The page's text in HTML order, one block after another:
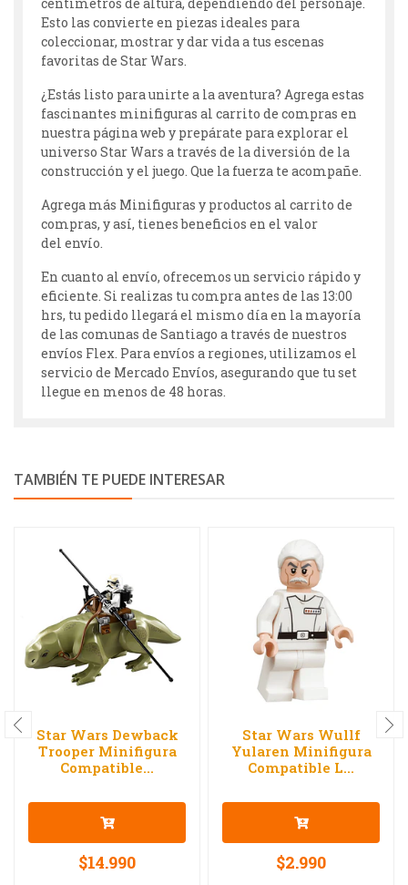
Esto las convierte en piezas ideales para
coleccionar, mostrar y dar vida a tus escenas
favoritas de Star Wars.
¿Estás listo para unirte a la aventura? Agrega estas
fascinantes minifiguras al carrito de compras en
nuestra página web y prepárate para explorar el
universo Star Wars a través de la diversión de la
construcción y el juego. Que la fuerza te acompañe.
Agrega más Minifiguras y productos al carrito de
compras, y así, tienes beneficios en el valor
del envío.
En cuanto al envío, ofrecemos un servicio rápido y
eficiente. Si realizas tu compra antes de las 13:00
hrs, tu pedido llegará el mismo día en la mayoría
de las comunas de Santiago a través de nuestros
envíos Flex. Para envíos a regiones, utilizamos el
servicio de Mercado Envíos, asegurando que tu set
llegue en menos de 48 horas.
TAMBIÉN TE PUEDE INTERESAR
Star Wars Dewback
Trooper Minifigura
Compatible...
$14.990
Star Wars Wullf
Yularen Minifigura
Compatible L...
$2.990